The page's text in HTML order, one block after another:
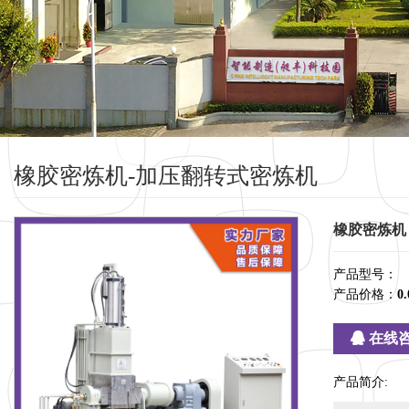
橡胶密炼机-加压翻转式密炼机
橡胶密炼机
产品型号：
产品价格：
在线
产品简介: